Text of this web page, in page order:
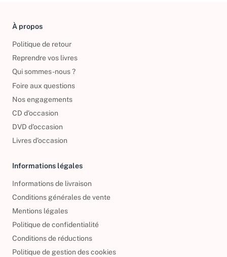
À propos
Politique de retour
Reprendre vos livres
Qui sommes-nous ?
Foire aux questions
Nos engagements
CD d'occasion
DVD d'occasion
Livres d’occasion
Informations légales
Informations de livraison
Conditions générales de vente
Mentions légales
Politique de confidentialité
Conditions de réductions
Politique de gestion des cookies